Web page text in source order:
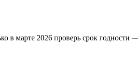
в марте 2026 проверь срок годности